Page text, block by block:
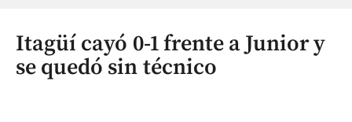
Itagüí cayó 0-1 frente a Junior y
se quedó sin técnico